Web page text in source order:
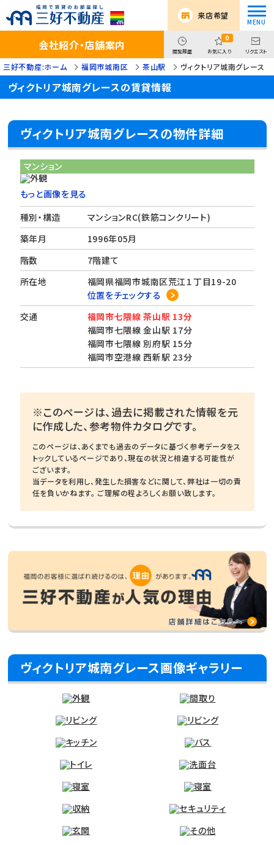
来店希望
会社紹介・店舗案内 閲覧履歴
0
お気に入り リクエスト
三好不動産:ホーム 福岡市城南区 茶山駅 ヴィクトリア城南グレース
ヴィクトリア城南グレースの賃貸情報
ヴィクトリア城南グレースの物件詳細
マンション
もっと画像を見る
種別・構造
マンションRC(鉄筋コンクリート)
築年月
1996年05月
階数
7階建て
所在地
福岡県福岡市城南区荒江１丁目19-20
位置をチェックする
交通
福岡市七隈線 茶山駅 13分
福岡市七隈線 金山駅 17分
福岡市七隈線 別府駅 15分
福岡市空港線 西新駅 23分
※このページは、過去に掲載された情報を元
に作成した、参考物件カタログです。
このページは、あくまでも過去のデータに基づく参考データをス
トックしているページであり、現在の状況と相違する可能性が
ございます。
当データを利用し、発生した損害などに関して、弊社は一切の責
任を負いかねます。 ご理解の程よろしくお願い致します。
ヴィクトリア城南グレース画像ギャラリー